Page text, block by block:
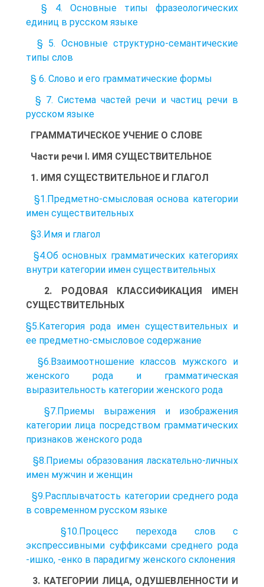
§ 4. Основные типы фразеологических
единиц в русском языке
§ 5. Основные структурно-семантические
типы слов
§ 6. Слово и его грамматические формы
§ 7. Система частей речи и частиц речи в
русском языке
ГРАММАТИЧЕСКОЕ УЧЕНИЕ О СЛОВЕ
Части речи I. ИМЯ СУЩЕСТВИТЕЛЬНОЕ
1. ИМЯ СУЩЕСТВИТЕЛЬНОЕ И ГЛАГОЛ
§1.Предметно-смысловая основа категории
имен существительных
§3.Имя и глагол
§4.Об основных грамматических категориях
внутри категории имен существительных
2. РОДОВАЯ КЛАССИФИКАЦИЯ ИМЕН
СУЩЕСТВИТЕЛЬНЫХ
§5.Категория рода имен существительных и
ее предметно-смысловое содержание
§6.Взаимоотношение классов мужского и
женского рода и грамматическая
выразительность категории женского рода
§7.Приемы выражения и изображения
категории лица посредством грамматических
признаков женского рода
§8.Приемы образования ласкательно-личных
имен мужчин и женщин
§9.Расплывчатость категории среднего рода
в современном русском языке
§10.Процесс перехода слов с
экспрессивными суффиксами среднего рода
-ишко, -енко в парадигму женского склонения
3. КАТЕГОРИИ ЛИЦА, ОДУШЕВЛЕННОСТИ И